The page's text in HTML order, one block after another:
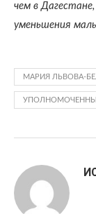
чем в
уменьшения
МАРИЯ ЛЬВОВА-